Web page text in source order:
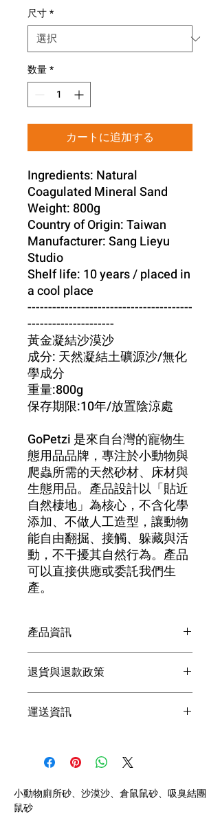
尺寸*
数量*
カートに追加する
Ingredients: Natural
Coagulated Mineral Sand
Weight: 800g
Country of Origin: Taiwan
Manufacturer: Sang Lieyu
Studio
Shelf life: 10 years / placed in
a cool place
----------------------------------------
---------------------
黃金凝結沙漠沙
成分: 天然凝結土礦源沙/無化
學成分
重量:800g
保存期限:10年/放置陰涼處
GoPetzi 是來自台灣的寵物生
態用品品牌，專注於小動物與
爬蟲所需的天然砂材、床材與
生態用品。產品設計以「貼近
自然棲地」為核心，不含化學
添加、不做人工造型，讓動物
能自由翻掘、接觸、躲藏與活
動，不干擾其自然行為。​產品
可以直接供應或委託我們生
產。
產品資訊
牌，
產品設計以「貼近自然棲地」為核心，
動，
產品可以直接供應或委託我們生產。
退貨與退款政策
運送資訊
小動物廁所砂、沙漠沙、倉鼠鼠砂、吸臭結團
鼠砂